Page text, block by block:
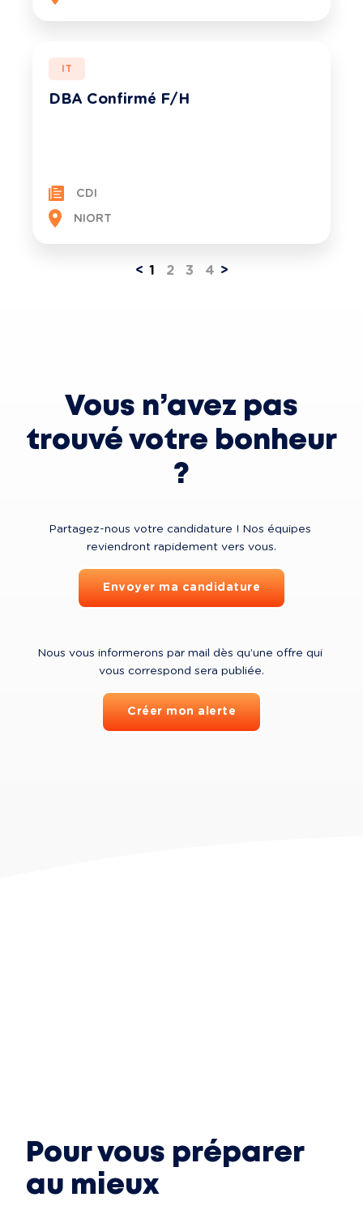
IT
DBA Confirmé F/H
CDI
NIORT
< 1 2 3 4 >
Vous n’avez pas
trouvé votre bonheur
?
Nous vous informerons par mail dès qu’une offre qui
vous correspond sera publiée.
Créer mon alerte
Partagez-nous votre candidature ! Nos équipes
reviendront rapidement vers vous.
Envoyer ma candidature
Pour vous préparer
au mieux